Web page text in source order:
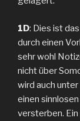
1D: Dies ist
durch einen
sehr wohl
nicht über
wird auch
einen
versterben.